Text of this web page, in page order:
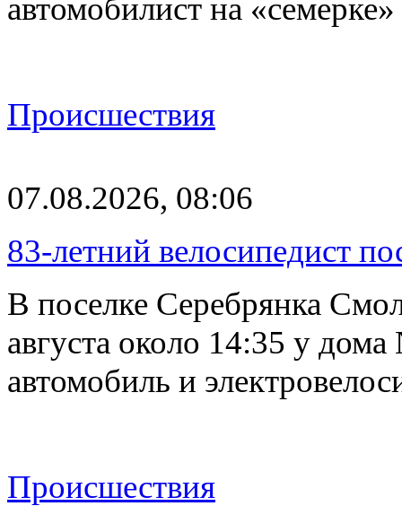
автомобилист на
Происшествия
07.08.2026, 08:06
83-летний велосипедист
В поселке Серебрянка
августа около 14:35 у
автомобиль и
Происшествия